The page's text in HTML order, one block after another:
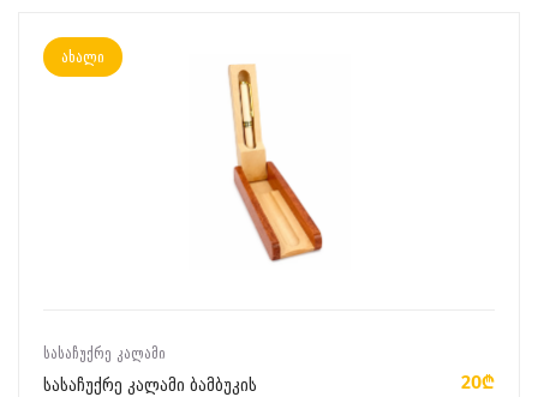
ახალი
ᲡᲐᲡᲐᲩᲣᲥᲠᲔ ᲙᲐᲚᲐᲛᲘ
სასაჩუქრე კალამი ბამბუკის 20₾